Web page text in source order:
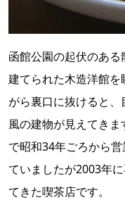
函館公園の起伏のあ
建てられた木造洋館
がら裏口に抜けると
風の建物が見えてき
で昭和34年ごろから
ていましたが2003年
てきた喫茶店です。